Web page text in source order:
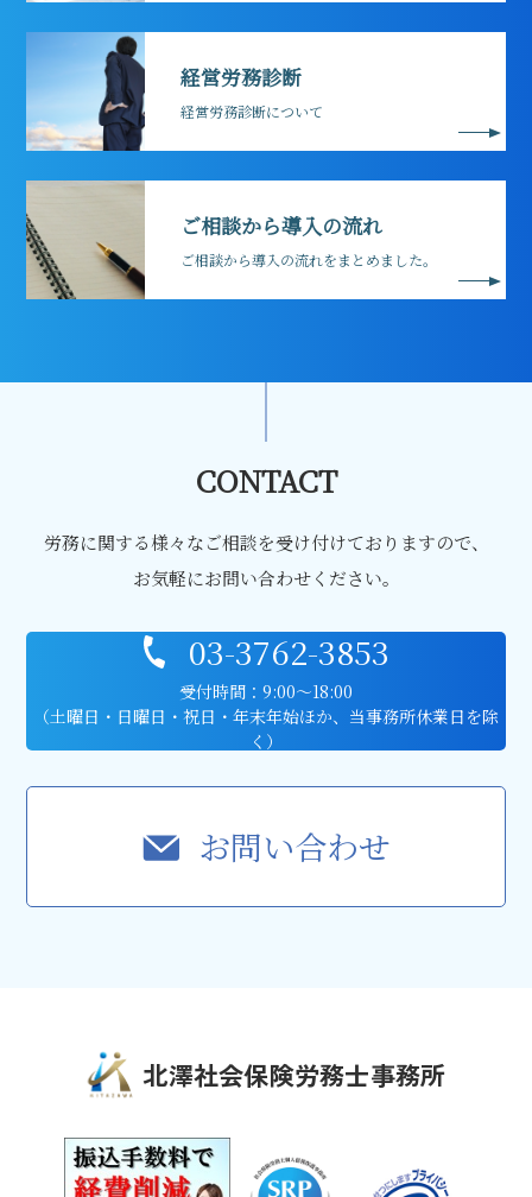
経営労務診断
経営労務診断について
ご相談から導入の流れ
ご相談から導入の流れをまとめました。
CONTACT
労務に関する様々なご相談を受け付けておりますので、
お気軽にお問い合わせください。
03-3762-3853
受付時間：9:00〜18:00
（土曜日・日曜日・祝日・年末年始ほか、当事務所休業日を除
く）
お問い合わせ
北澤社会保険労務士事務所